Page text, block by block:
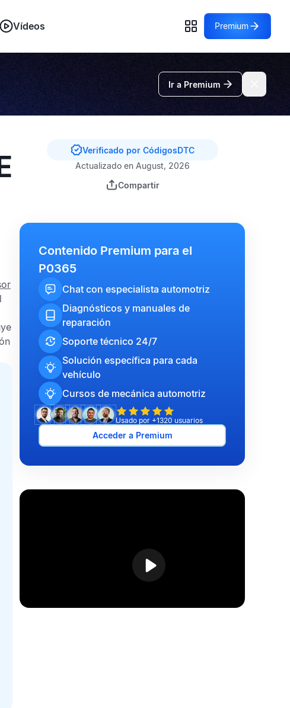
Vídeos Premium
Ir a Premium
Verificado por CódigosDTC
Actualizado en August, 2026
Compartir
Contenido Premium para el
P0365
Chat con especialista automotriz
Diagnósticos y manuales de
reparación
Soporte técnico 24/7
Solución específica para cada
vehículo
Cursos de mecánica automotriz
Usado por +1320 usuarios
Acceder a Premium